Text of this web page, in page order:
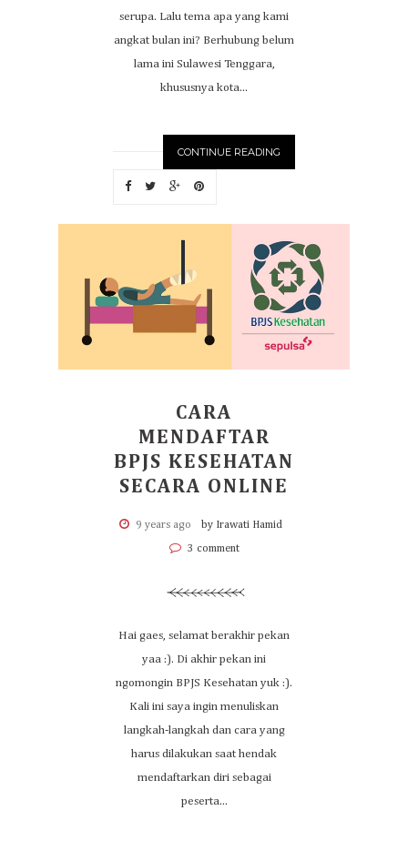
serupa. Lalu tema apa yang kami
angkat bulan ini? Berhubung belum
lama ini Sulawesi Tenggara,
khususnya kota...
CONTINUE READING
CARA
MENDAFTAR
BPJS KESEHATAN
SECARA ONLINE
9 years ago by Irawati Hamid
3 comment
Hai gaes, selamat berakhir pekan
yaa :). Di akhir pekan ini
ngomongin BPJS Kesehatan yuk :).
Kali ini saya ingin menuliskan
langkah-langkah dan cara yang
harus dilakukan saat hendak
mendaftarkan diri sebagai
peserta...